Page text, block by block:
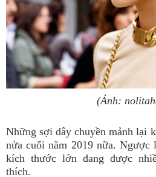
(Ảnh:
Những sợi dây chuyền mảnh lại
nửa cuối năm 2019 nữa. Ngược
kích thước lớn đang được
thích.